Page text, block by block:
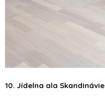
10. Jídelna ala Skandinávie